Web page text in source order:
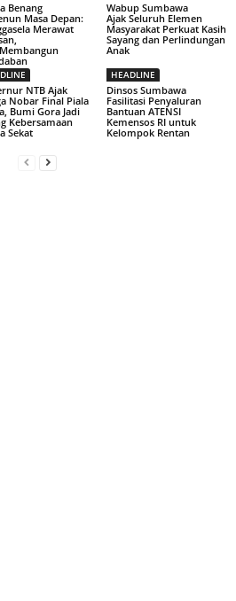
Benang
Masa Depan:
Merawat
Wabup Sumbawa
Ajak Seluruh Elemen
Masyarakat Perkuat Kasih
Sayang dan Perlindungan
Anak
NTB Ajak
Nobar Final Piala
Bumi Gora Jadi
Kebersamaan
Sekat
HEADLINE
Dinsos Sumbawa
Fasilitasi Penyaluran
Bantuan ATENSI
Kemensos RI untuk
Kelompok Rentan